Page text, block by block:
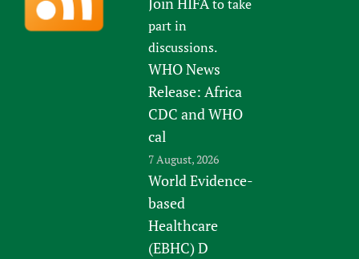
to take
part in
discussions.
WHO News
Release: Africa
CDC and WHO
cal
7 August, 2026
World Evidence-
based
Healthcare
(EBHC) D